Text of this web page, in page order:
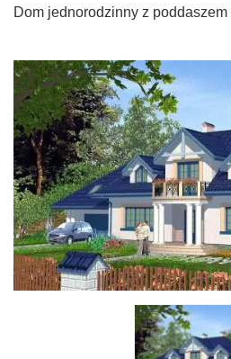
Dom jednorodzinny z